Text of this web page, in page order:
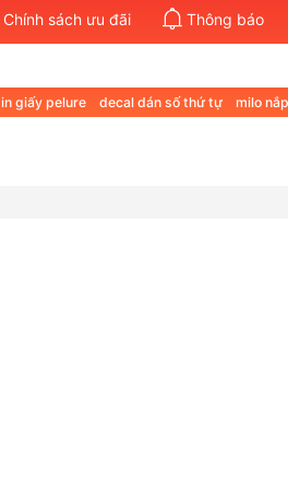
Chính sách ưu đãi Thông báo
in giấy pelure decal dán số thứ tự milo